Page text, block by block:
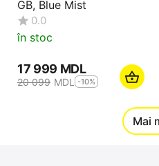
GB, Blue Mist
0.0
în stoc
17 999 MDL
20 099 MDL -10%
Mai